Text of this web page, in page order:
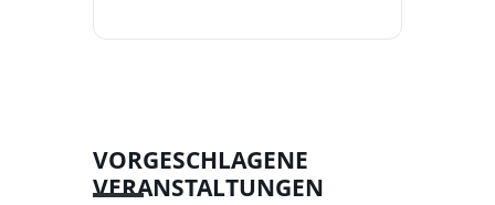
VORGESCHLAGENE
VERANSTALTUNGEN